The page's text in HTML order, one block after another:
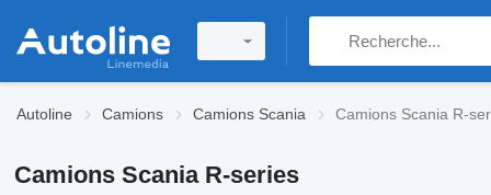
Autoline Camions Camions Scania Camions Scania R-
Camions Scania R-series